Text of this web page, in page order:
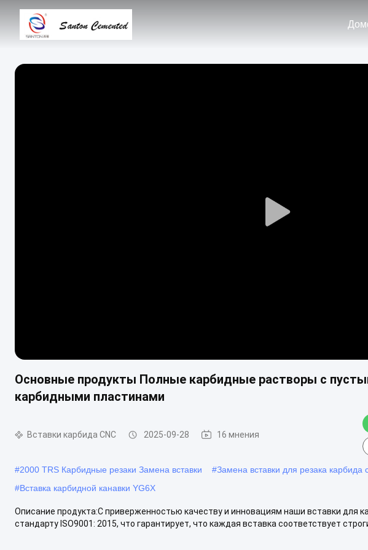
Play
Основные продукты Полные карбидные растворы с
карбидными пластинами
Вставки карбида CNC 2025-09-28 16 мнения
#2000 TRS Карбидные резаки Замена вставки #Замена вставки для резака карбида
#Вставка карбидной канавки YG6X
Описание продукта:С приверженностью качеству и инновациям наши вставки для
стандарту ISO9001: 2015, что гарантирует, что каждая вставка соответствует